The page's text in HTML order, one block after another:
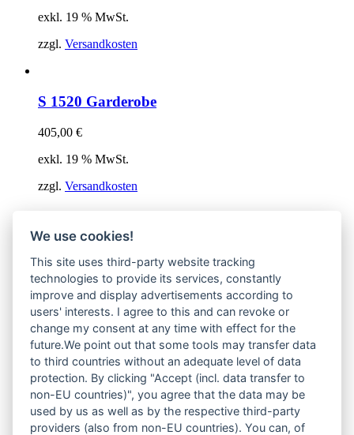
exkl. 19 % MwSt.
zzgl. Versandkosten
S 1520 Garderobe
405,00 €
exkl. 19 % MwSt.
zzgl. Versandkosten
S 1521 Schuhboard
475,00 €
exkl. 19 % MwSt.
zzgl.Versandkosten
S 285/2 Schreibtisch
4.430,00€
We use cookies!
This site uses third-party website tracking
technologies to provide its services, constantly
improve and display advertisements according to
users' interests. I agree to this and can revoke or
change my consent at any time with effect for the
future.We point out that some tools may transfer data
to third countries without an adequate level of data
protection. By clicking "Accept (incl. data transfer to
non-EU countries)", you agree that the data may be
used by us as well as by the respective third-party
providers (also from non-EU countries). You can, of